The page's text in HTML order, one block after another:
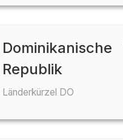
Dominikanische
Republik
Länderkürzel DO